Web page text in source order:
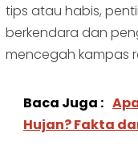
tips atau habis,
berkendara dan
mencegah kampas
Baca Juga :
Hujan? Fakta